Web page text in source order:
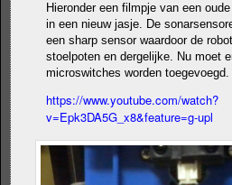
Hieronder een filmpje van een
in een nieuw jasje. De
een sharp sensor waardoor de
stoelpoten en dergelijke. Nu moet
microswitches worden toegevoegd.
https://www.youtube.com/watch?
v=Epk3DA5G_x8&feature=g-upl